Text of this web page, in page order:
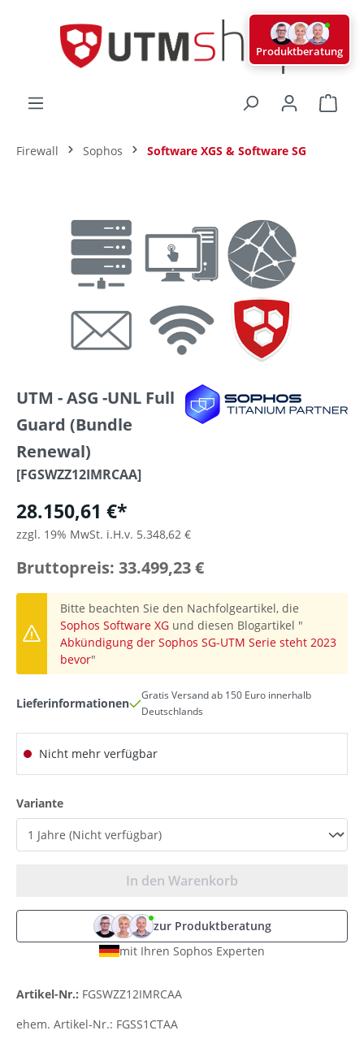
Firewall Sophos Software XGS & Software SG
UTM - ASG -UNL Full
Guard (Bundle
Renewal)
[FGSWZZ12IMRCAA]
28.150,61 €*
zzgl. 19% MwSt. i.H.v. 5.348,62 €
Bruttopreis: 33.499,23 €
Bitte beachten Sie den Nachfolgeartikel, die
Sophos Software XG und diesen Blogartikel "
Abkündigung der Sophos SG-UTM Serie steht 2023
bevor"
Lieferinformationen
Gratis Versand ab 150 Euro innerhalb
Deutschlands
Nicht mehr verfügbar
Varianteauswählen
In den Warenkorb
zur Produktberatung
mit Ihren Sophos Experten
Artikel-Nr.: FGSWZZ12IMRCAA
ehem. Artikel-Nr.: FGSS1CTAA
Produktberatung